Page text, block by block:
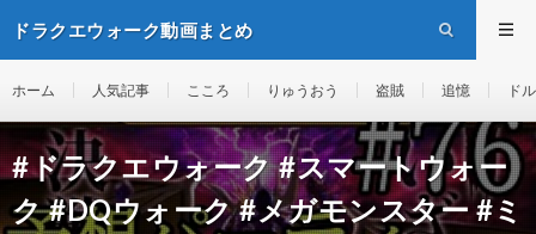
ドラクエウォーク動画まとめ
ホーム 人気記事 こころ りゅうおう 盗賊 追憶 ド
#ドラクエウォーク #スマートウォー
ク #DQウォーク #メガモンスター #ミ